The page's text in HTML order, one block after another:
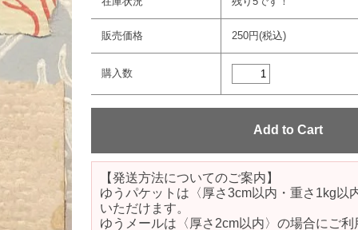
販売価格 250円(税込)
購入数
【発送方法についてのご案内】
ゆうパケットは〈厚さ3cm以内・重さ1kg以
いただけます。
ゆうメールは〈厚さ2cm以内〉の場合にご